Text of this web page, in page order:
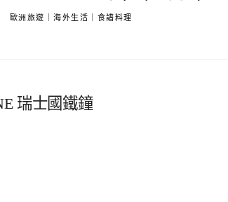
歐洲旅遊｜海外生活｜食譜料理
瑞士國鐵鐘